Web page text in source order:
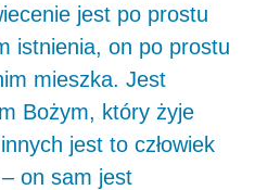
jest po prostu
istnienia, on po prostu
mieszka. Jest
Bożym, który żyje
jest to człowiek
on sam jest